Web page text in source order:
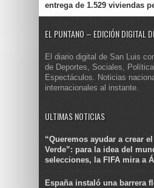
entrega de 1.529 viviendas
EL PUNTANO – EDICIÓN DIGITAL
El diario digital de San Luis
de Deportes, Sociales,
Espectáculos. Noticias
internacionales al instante.
ULTIMAS NOTICIAS
“Queremos ayudar a crear
Verde”: para la idea del
selecciones, la FIFA mira a
España instaló una barrera